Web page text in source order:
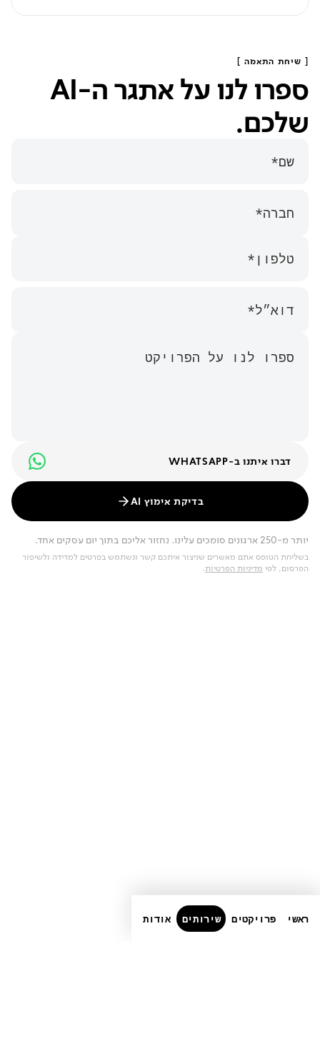
[ שיחת התאמה ]
ספרו לנו על אתגר ה-AI
שלכם.
דברו איתנו ב-WHATSAPP
בדיקת אימוץ AI
יותר מ-250 ארגונים סומכים עלינו. נחזור אליכם בתוך יום עסקים אחד.
בשליחת הטופס אתם מאשרים שניצור איתכם קשר ונשתמש בפרטים למדידה ולשיפור
הפרסום, לפי מדיניות הפרטיות.
ראשי פרויקטים שירותים אודות